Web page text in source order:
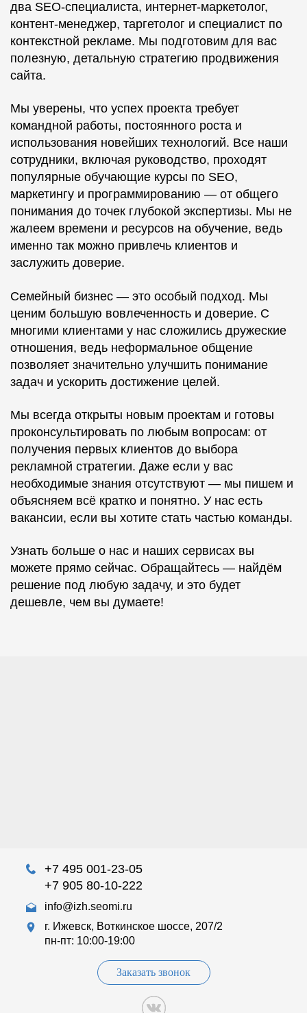
два SEO-специалиста, интернет-маркетолог,
контент-менеджер, таргетолог и специалист по
контекстной рекламе. Мы подготовим для вас
полезную, детальную стратегию продвижения
сайта.
Мы уверены, что успех проекта требует
командной работы, постоянного роста и
использования новейших технологий. Все наши
сотрудники, включая руководство, проходят
популярные обучающие курсы по SEO,
маркетингу и программированию — от общего
понимания до точек глубокой экспертизы. Мы не
жалеем времени и ресурсов на обучение, ведь
именно так можно привлечь клиентов и
заслужить доверие.
Семейный бизнес — это особый подход. Мы
ценим большую вовлеченность и доверие. С
многими клиентами у нас сложились дружеские
отношения, ведь неформальное общение
позволяет значительно улучшить понимание
задач и ускорить достижение целей.
Мы всегда открыты новым проектам и готовы
проконсультировать по любым вопросам: от
получения первых клиентов до выбора
рекламной стратегии. Даже если у вас
необходимые знания отсутствуют — мы пишем и
объясняем всё кратко и понятно. У нас есть
вакансии, если вы хотите стать частью команды.
Узнать больше о нас и наших сервисах вы
можете прямо сейчас. Обращайтесь — найдём
решение под любую задачу, и это будет
дешевле, чем вы думаете!
+7 495 001-23-05
+7 905 80-10-222
info@izh.seomi.ru
г. Ижевск, Воткинское шоссе, 207/2
пн-пт: 10:00-19:00
Заказать звонок